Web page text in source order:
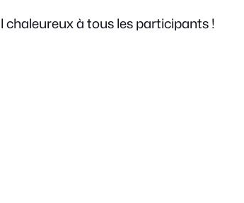
à tous les participants !